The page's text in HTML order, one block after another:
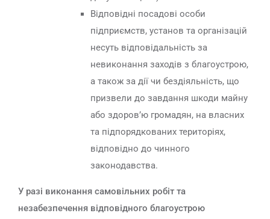
Відповідні посадові особи
підприємств, установ та організацій
несуть відповідальність за
невиконання заходів з благоустрою,
а також за дії чи бездіяльність, що
призвели до завдання шкоди майну
або здоров’ю громадян, на власних
та підпорядкованих територіях,
відповідно до чинного
законодавства.
У разі виконання самовільних робіт та
незабезпечення відповідного благоустрою